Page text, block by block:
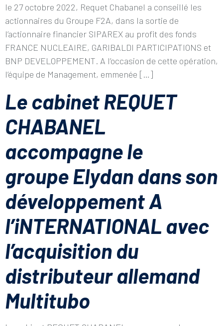
le 27 octobre 2022, Requet Chabanel a conseillé les
actionnaires du Groupe F2A, dans la sortie de
l’actionnaire financier SIPAREX au profit des fonds
FRANCE NUCLEAIRE, GARIBALDI PARTICIPATIONS et
BNP DEVELOPPEMENT. A l’occasion de cette opération,
l’équipe de Management, emmenée […]
Le cabinet REQUET
CHABANEL
accompagne le
groupe Elydan dans son
développement A
l’iNTERNATIONAL avec
l’acquisition du
distributeur allemand
Multitubo